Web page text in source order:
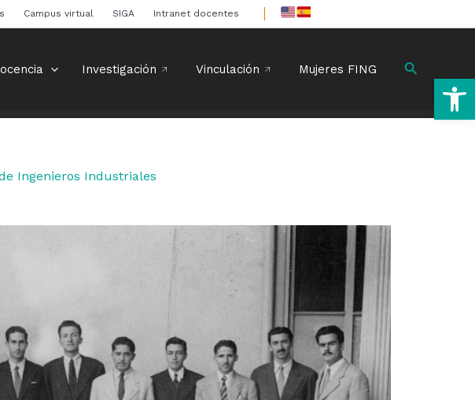
Campus virtual SIGA Intranet docentes
Investigación Vinculación Mujeres FING Buscar
Ingenieros Industriales